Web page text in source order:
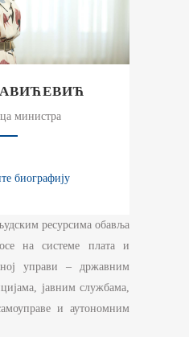
министра
биографију
ресурсима обавља
на системе плата и
управи – државним
јавним службама,
и аутономним